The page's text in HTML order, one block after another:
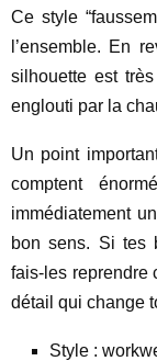
Ce style
l’ensemble. En
silhouette est
englouti par la
Un point
comptent
immédiatement
bon sens. Si tes
fais-les reprendre
détail qui change
Style :